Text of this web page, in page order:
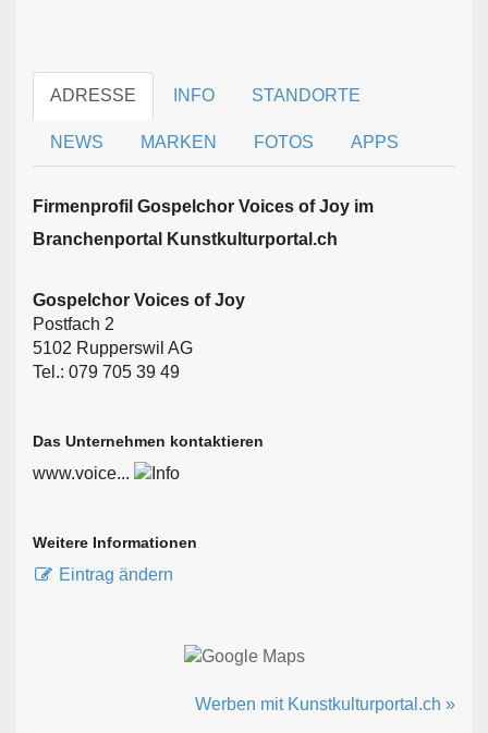
ADRESSE INFO STANDORTE
NEWS MARKEN FOTOS APPS
Firmen­profil Gospelchor Voices of Joy im
Branchen­portal Kunstkulturportal.ch
Gospelchor Voices of Joy
Postfach 2
5102 Rupperswil AG
Tel.: 079 705 39 49
Das Unternehmen kontaktieren
www.voice...
Weitere Informationen
Eintrag ändern
Werben mit Kunstkulturportal.ch »